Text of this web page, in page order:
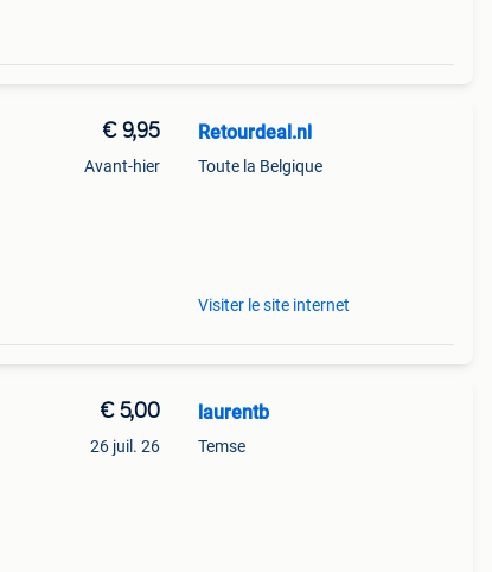
€ 9,95
Avant-hier
Retourdeal.nl
Toute la Belgique
Visiter le site internet
€ 5,00
26 juil. 26
laurentb
Temse